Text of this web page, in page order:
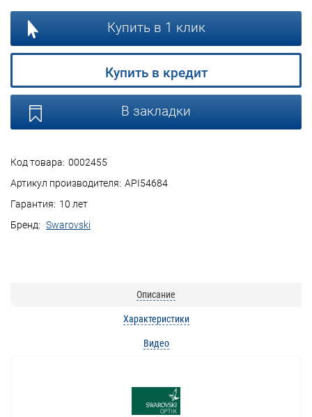
Код товара: 0002455
Артикул производителя: API54684
Гарантия: 10 лет
Бренд: Swarovski
Купить в 1 клик
Купить в кредит
В закладки
Описание
Характеристики
Видео